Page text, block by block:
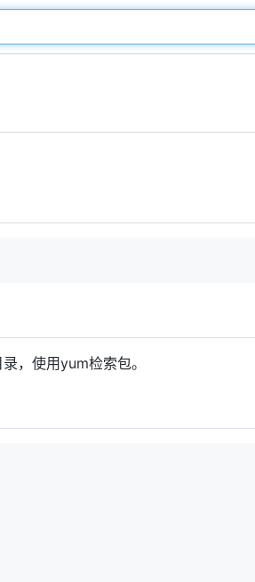
，使用yum检索包。